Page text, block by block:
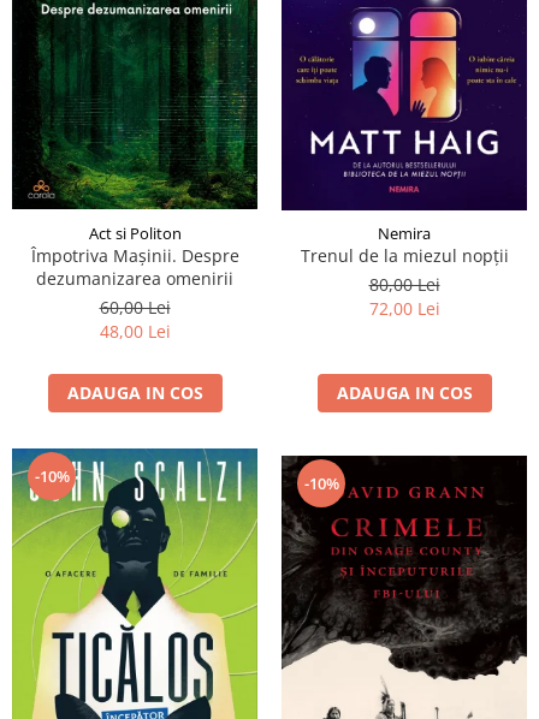
Act si Politon
Împotriva Mașinii. Despre
dezumanizarea omenirii
60,00 Lei
48,00 Lei
ADAUGA IN COS
Nemira
Trenul de la miezul nopții
80,00 Lei
72,00 Lei
ADAUGA IN COS
-10% -10%